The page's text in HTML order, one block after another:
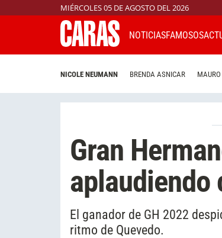
MIÉRCOLES 05 DE AGOSTO DEL 2026
NOTICIASFAMOSOS
NICOLE NEUMANN BRENDA ASNICAR
Gran
aplaudiendo
El ganador de GH 2022
ritmo de Quevedo.